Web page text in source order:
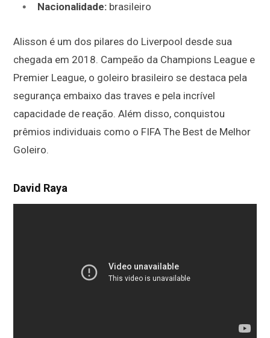
Nacionalidade: brasileiro
Alisson é um dos pilares do Liverpool desde sua
chegada em 2018. Campeão da Champions League e
Premier League, o goleiro brasileiro se destaca pela
segurança embaixo das traves e pela incrível
capacidade de reação. Além disso, conquistou
prêmios individuais como o FIFA The Best de Melhor
Goleiro.
David Raya